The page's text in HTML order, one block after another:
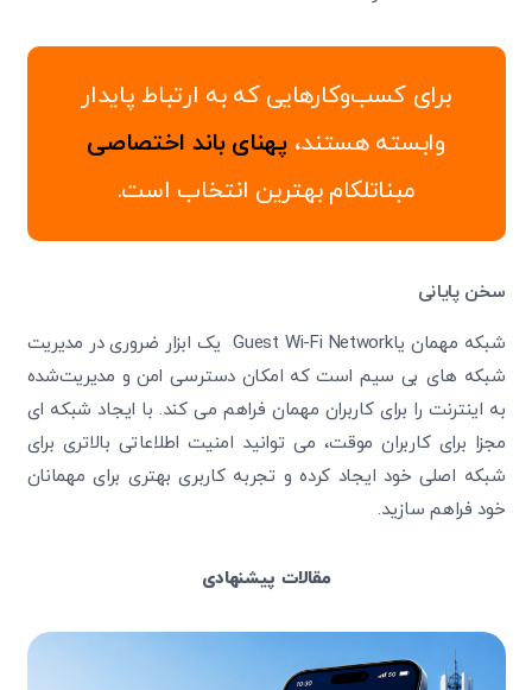
برای کسب‌وکارهایی که به ارتباط پایدار
وابسته هستند،پهنای باند اختصاصی
مبناتلکام بهترین انتخاب است.
سخن پایانی
شبکه مهمان یاGuest Wi-Fi Network یک ابزار ضروری در مدیریت
شبکه‌ های بی ‌سیم است که امکان دسترسی امن و مدیریت‌شده
به اینترنت را برای کاربران مهمان فراهم می ‌کند. با ایجاد شبکه‌ ای
مجزا برای کاربران موقت، می ‌توانید امنیت اطلاعاتی بالاتری برای
شبکه اصلی خود ایجاد کرده و تجربه کاربری بهتری برای مهمانان
خود فراهم سازید.
مقالات پیشنهادی